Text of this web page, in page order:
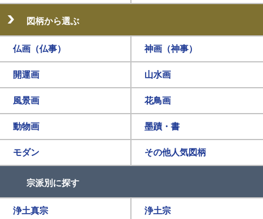
図柄から選ぶ
仏画（仏事） 神画（神事）
開運画 山水画
風景画 花鳥画
動物画 墨蹟・書
モダン その他人気図柄
宗派別に探す
浄土真宗 浄土宗